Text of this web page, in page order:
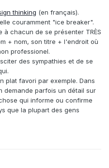
thinking (en français).
couramment "ice breaker".
à chacun de se présenter TRÈS
+ nom, son titre + l'endroit où
professionel.
des sympathies et de se
plat favori par exemple. Dans
demande parfois un détail sur
qui informe ou confirme
que la plupart des gens